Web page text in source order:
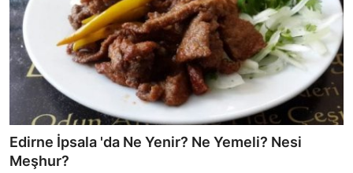
Edirne İpsala 'da Ne Yenir? Ne Yemeli? Nesi
Meşhur?